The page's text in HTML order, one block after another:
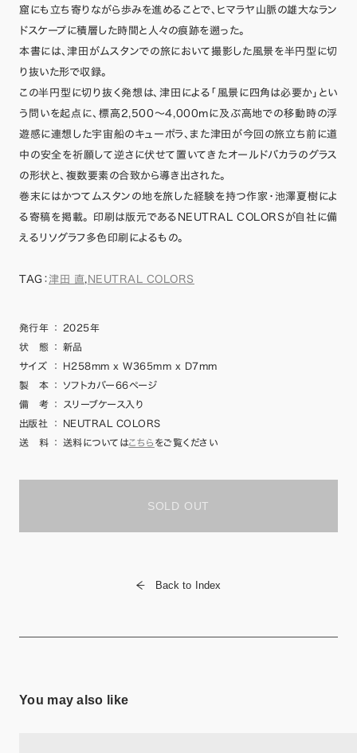
窟にも立ち寄りながら歩みを進めることで、ヒマラヤ山脈の雄大なラン
ドスケープに積層した時間と人々の痕跡を遡った。
本書には、津田がムスタンでの旅において撮影した風景を半円型に切
り抜いた形で収録。
この半円型に切り抜く発想は、津田による「風景に四角は必要か」とい
う問いを起点に、標高2,500～4,000mに及ぶ高地での移動時の浮
遊感に連想した宇宙船のキューポラ、また津田が今回の旅立ち前に道
中の安全を祈願して逆さに伏せて置いてきたオールドバカラのグラス
の形状と、複数要素の合致から導き出された。
巻末にはかつてムスタンの地を旅した経験を持つ作家・池澤夏樹によ
る寄稿を掲載。 印刷は版元であるNEUTRAL COLORSが自社に備
えるリソグラフ多色印刷によるもの。
TAG： 津田 直 NEUTRAL COLORS
発行年 ：
2025年
状 態
：
新品
サイズ
：
H258mm x W365mm x D7mm
製 本
：
ソフトカバー66ページ
備 考
：
スリーブケース入り
出版社
：
NEUTRAL COLORS
送 料
： 送料についてはこちら をご覧ください
SOLD OUT
Back to Index
You may also like